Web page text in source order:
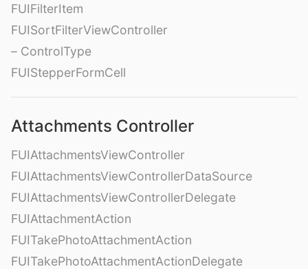
FUIFilterItem
FUISortFilterViewController
– ControlType
FUIStepperFormCell
Attachments Controller
FUIAttachmentsViewController
FUIAttachmentsViewControllerDataSource
FUIAttachmentsViewControllerDelegate
FUIAttachmentAction
FUITakePhotoAttachmentAction
FUITakePhotoAttachmentActionDelegate